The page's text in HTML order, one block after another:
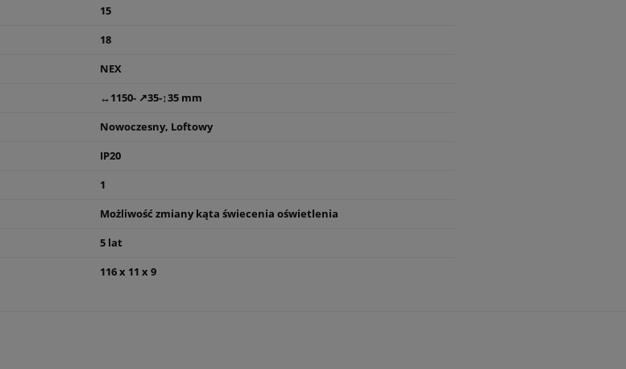
15
18
NEX
↔1150- ↗35-↕35 mm
Nowoczesny, Loftowy
IP20
1
Możliwość zmiany kąta świecenia oświetlenia
5 lat
116 x 11 x 9